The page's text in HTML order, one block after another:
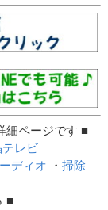
細ページです ■
テレビ
ディオ ・掃除
■